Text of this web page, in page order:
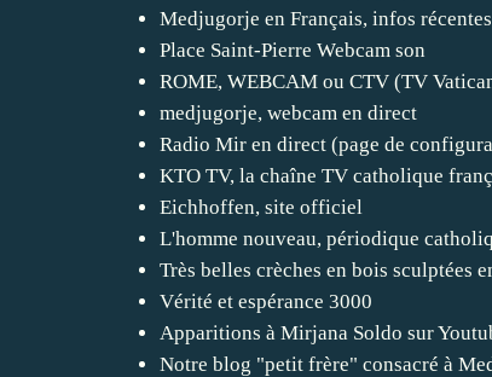
Medjugorje en Français, infos récentes
Place Saint-Pierre Webcam son
ROME, WEBCAM ou CTV (TV
medjugorje, webcam en direct
Radio Mir en direct (page de
KTO TV, la chaîne TV catholique
Eichhoffen, site officiel
L'homme nouveau, périodique
Très belles crèches en bois sculptées
Vérité et espérance 3000
Apparitions à Mirjana Soldo sur
Notre blog "petit frère" consacré à